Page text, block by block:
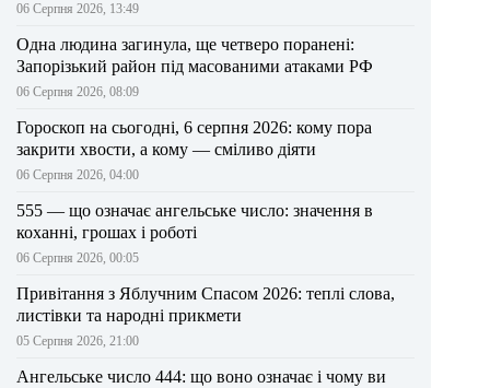
06 Серпня 2026, 13:49
Одна людина загинула, ще четверо поранені:
Запорізький район під масованими атаками РФ
06 Серпня 2026, 08:09
Гороскоп на сьогодні, 6 серпня 2026: кому пора
закрити хвости, а кому — сміливо діяти
06 Серпня 2026, 04:00
555 — що означає ангельське число: значення в
коханні, грошах і роботі
06 Серпня 2026, 00:05
Привітання з Яблучним Спасом 2026: теплі слова,
листівки та народні прикмети
05 Серпня 2026, 21:00
Ангельське число 444: що воно означає і чому ви